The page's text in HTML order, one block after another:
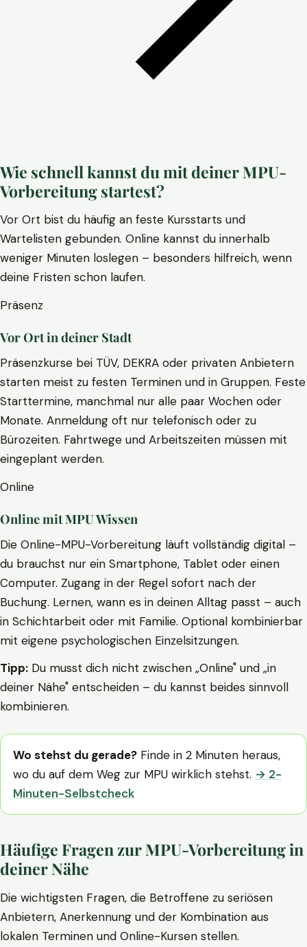
Wie schnell kannst du mit deiner MPU-
Vorbereitung startest?
Vor Ort bist du häufig an feste Kursstarts und
Wartelisten gebunden. Online kannst du innerhalb
weniger Minuten loslegen – besonders hilfreich, wenn
deine Fristen schon laufen.
Präsenz
Vor Ort in deiner Stadt
Präsenzkurse bei TÜV, DEKRA oder privaten Anbietern
starten meist zu festen Terminen und in Gruppen. Feste
Starttermine, manchmal nur alle paar Wochen oder
Monate. Anmeldung oft nur telefonisch oder zu
Bürozeiten. Fahrtwege und Arbeitszeiten müssen mit
eingeplant werden.
Online
Online mit MPU Wissen
Die Online-MPU-Vorbereitung läuft vollständig digital –
du brauchst nur ein Smartphone, Tablet oder einen
Computer. Zugang in der Regel sofort nach der
Buchung. Lernen, wann es in deinen Alltag passt – auch
in Schichtarbeit oder mit Familie. Optional kombinierbar
mit eigene psychologischen Einzelsitzungen.
Tipp: Du musst dich nicht zwischen „Online" und „in
deiner Nähe" entscheiden – du kannst beides sinnvoll
kombinieren.
Wo stehst du gerade? Finde in 2 Minuten heraus,
wo du auf dem Weg zur MPU wirklich stehst. → 2-
Minuten-Selbstcheck
Häufige Fragen zur MPU-Vorbereitung in
deiner Nähe
Die wichtigsten Fragen, die Betroffene zu seriösen
Anbietern, Anerkennung und der Kombination aus
lokalen Terminen und Online-Kursen stellen.